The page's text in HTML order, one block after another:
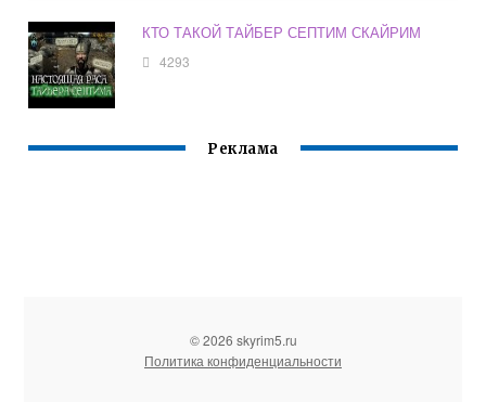
КТО ТАКОЙ ТАЙБЕР СЕПТИМ СКАЙРИМ
4293
Реклама
© 2026 skyrim5.ru
Политика конфиденциальности